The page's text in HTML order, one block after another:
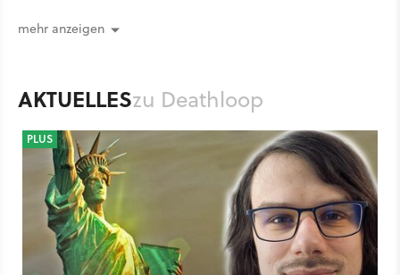
mehr anzeigen
AKTUELLESzu Deathloop
PLUS